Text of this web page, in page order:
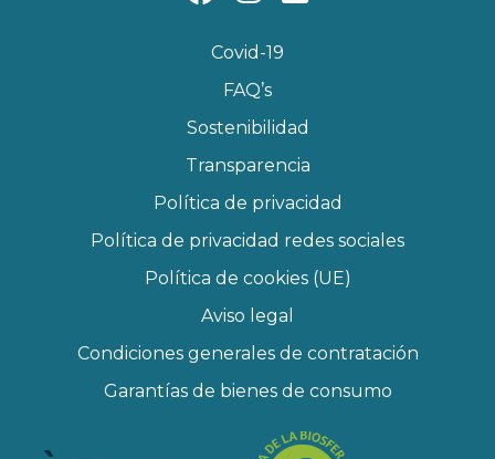
Covid-19
FAQ’s
Sostenibilidad
Transparencia
Política de privacidad
Política de privacidad redes sociales
Política de cookies (UE)
Aviso legal
Condiciones generales de contratación
Garantías de bienes de consumo